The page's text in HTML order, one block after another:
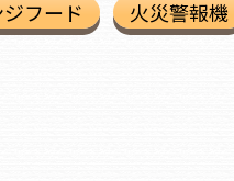
フード 火災警報機